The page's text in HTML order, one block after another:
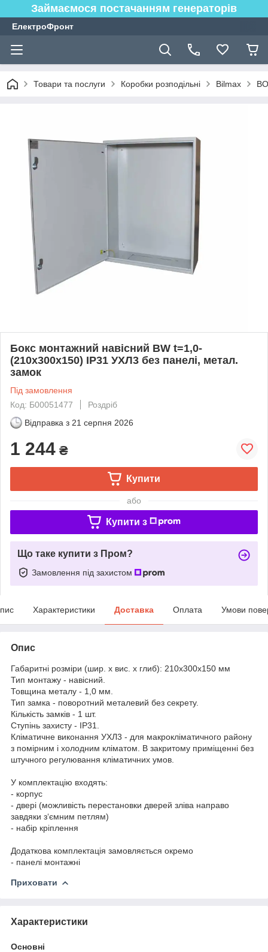
Займаємося постачанням генераторів
ЕлектроФронт
Товари та послуги Коробки розподільні Bilmax
Бокс монтажний навісний BW t=1,0-
(210х300х150) IP31 УХЛ3 без панелі, метал.
замок
Під замовлення
Код: Б00051477
Роздріб
Відправка з 21 серпня 2026
1 244 ₴
Купити
або
Купити з
Що таке купити з Пром?
Замовлення під захистом
Характеристики Доставка Оплата Умови
Опис
Габаритні розміри (шир. х вис. х глиб): 210х300х150 мм
Тип монтажу - навісний.
Товщина металу - 1,0 мм.
Тип замка - поворотний металевий без секрету.
Кількість замків - 1 шт.
Ступінь захисту - IP31.
Кліматичне виконання УХЛ3 - для макрокліматичного району
з помірним і холодним кліматом. В закритому приміщенні без
штучного регулювання кліматичних умов.
У комплектацію входять:
- корпус
- двері (можливість перестановки дверей зліва направо
завдяки з‘ємним петлям)
- набір кріплення
Додаткова комплектація замовляється окремо
- панелі монтажні
Приховати
Характеристики
Основні